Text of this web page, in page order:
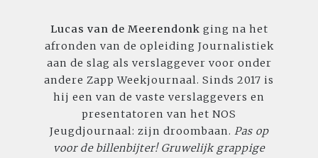
Lucas van de Meerendonk ging na het
afronden van de opleiding Journalistiek
aan de slag als verslaggever voor onder
andere Zapp Weekjournaal. Sinds 2017 is
hij een van de vaste verslaggevers en
presentatoren van het NOS
Jeugdjournaal: zijn droombaan. Pas op
voor de billenbijter! Gruwelijk grappige